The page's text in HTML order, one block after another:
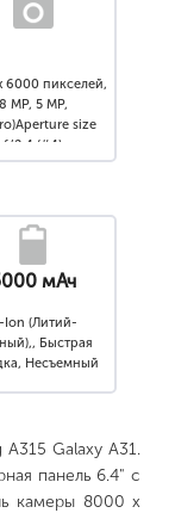
6000 пикселей,
8 MP, 5 MP,
size
f/2.4 (#4)
мАч
Ion (Литий-
Быстрая
Несъемный
Galaxy A31.
панель 6.4" с
камеры 8000 x